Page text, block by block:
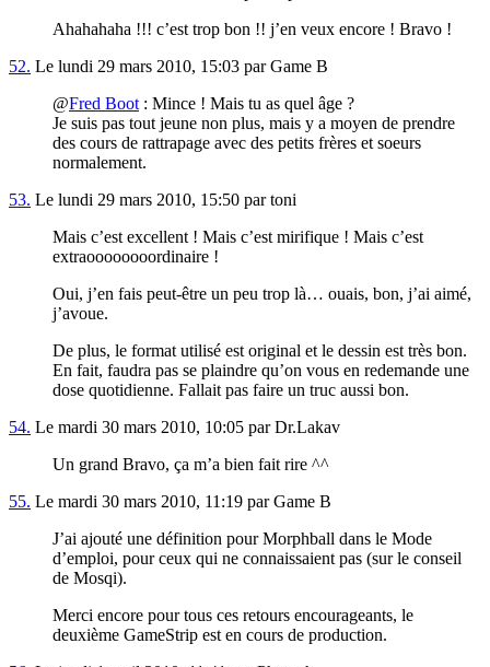
Ahahahaha !!! c’est trop bon !! j’en veux encore ! Bravo !
52. Le lundi 29 mars 2010, 15:03 par Game B
@Fred Boot : Mince ! Mais tu as quel âge ?
Je suis pas tout jeune non plus, mais y a moyen de prendre
des cours de rattrapage avec des petits frères et soeurs
normalement.
53. Le lundi 29 mars 2010, 15:50 par toni
Mais c’est excellent ! Mais c’est mirifique ! Mais c’est
extraoooooooordinaire !
Oui, j’en fais peut-être un peu trop là… ouais, bon, j’ai aimé,
j’avoue.
De plus, le format utilisé est original et le dessin est très bon.
En fait, faudra pas se plaindre qu’on vous en redemande une
dose quotidienne. Fallait pas faire un truc aussi bon.
54. Le mardi 30 mars 2010, 10:05 par Dr.Lakav
Un grand Bravo, ça m’a bien fait rire ^^
55. Le mardi 30 mars 2010, 11:19 par Game B
J’ai ajouté une définition pour Morphball dans le Mode
d’emploi, pour ceux qui ne connaissaient pas (sur le conseil
de Mosqi).
Merci encore pour tous ces retours encourageants, le
deuxième GameStrip est en cours de production.